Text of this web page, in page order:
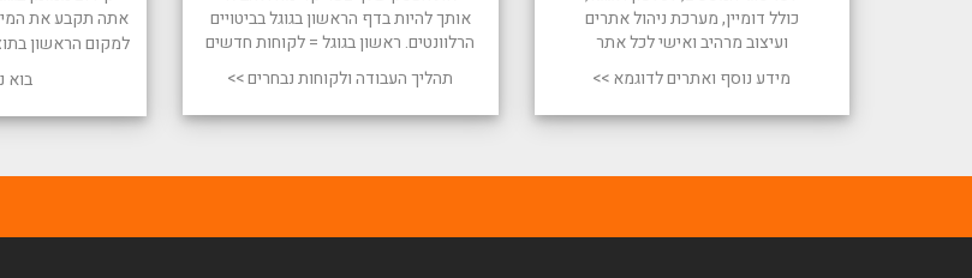
אתה תקבע את
למקום הראשון
בוא
אותך להיות בדף הראשון בגוגל בביטויים
הרלוונטים. ראשון בגוגל = לקוחות חדשים
תהליך העבודה ולקוחות נבחרים >>
כולל דומיין, מערכת ניהול אתרים
ועיצוב מרהיב ואישי לכל אתר
מידע נוסף ואתרים לדוגמא >>